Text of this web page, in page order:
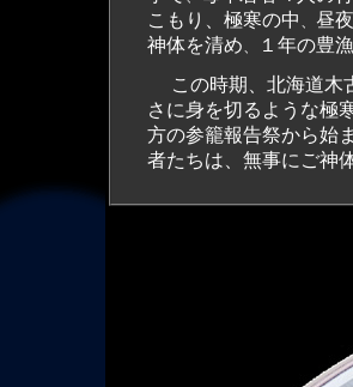
こもり、極寒の中 、 昼
神体を清め、
１年の豊
この時期、北海道木
さに身を切るような極
方の参籠報告祭から始
者たちは、無事にご神